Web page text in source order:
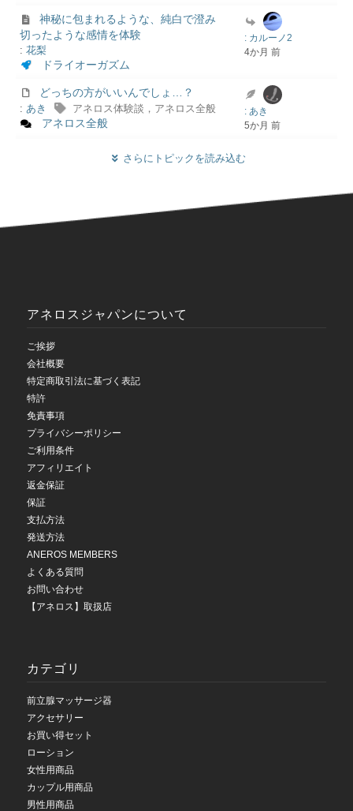
神秘に包まれるような、純白で澄み
切ったような感情を体験
: 花梨
ドライオーガズム
: カルーノ2
4か月 前
どっちの方がいいんでしょ…？
: あき アネロス体験談，アネロス全般
アネロス全般
: あき
5か月 前
さらにトピックを読み込む
アネロスジャパンについて
ご挨拶
会社概要
特定商取引法に基づく表記
特許
免責事項
プライバシーポリシー
ご利用条件
アフィリエイト
返金保証
保証
支払方法
発送方法
ANEROS MEMBERS
よくある質問
お問い合わせ
【アネロス】取扱店
カテゴリ
前立腺マッサージ器
アクセサリー
お買い得セット
ローション
女性用商品
カップル用商品
男性用商品